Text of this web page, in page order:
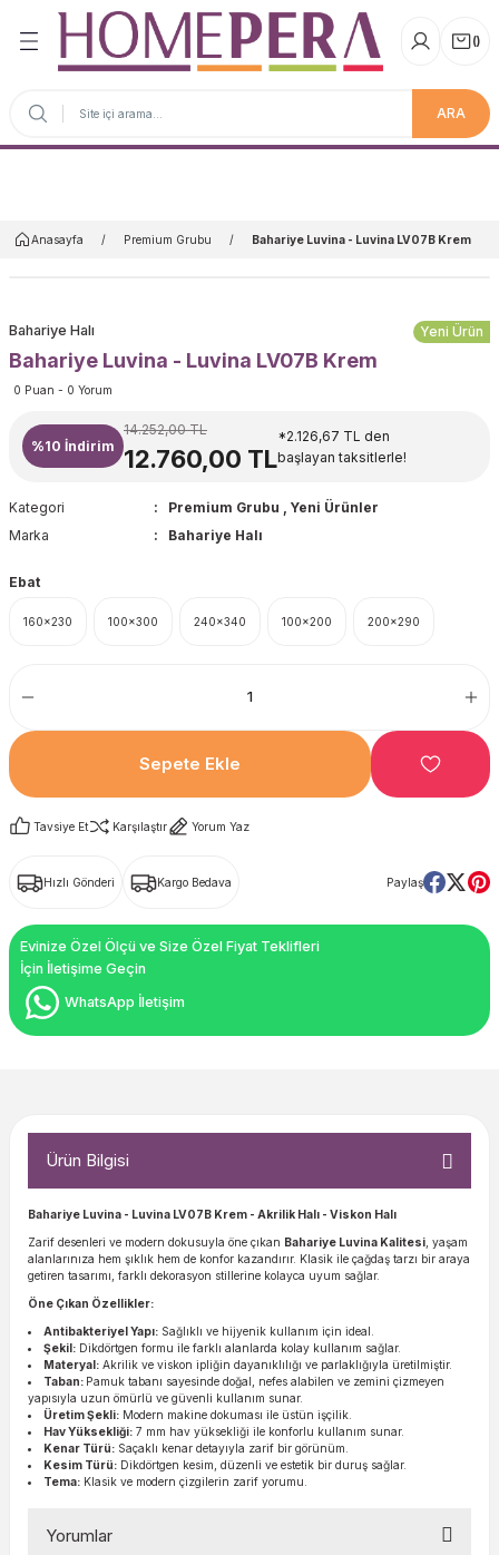
ARA
()
Anasayfa Premium Grubu Bahariye Luvina - Luvina LV07B Krem
Yeni Ürün
Bahariye Halı
Bahariye Luvina - Luvina LV07B Krem
0 Puan - 0 Yorum
%10 İndirim
14.252,00 TL
12.760,00 TL
*2.126,67 TL den
başlayan taksitlerle!
Kategori Premium Grubu
Yeni Ürünler
Marka
Bahariye Halı
Ebat
160x230 100x300 240x340 100x200 200x290
Sepete Ekle
Tavsiye Et Karşılaştır Yorum Yaz
Hızlı Gönderi Kargo Bedava Paylaş
Evinize Özel Ölçü ve Size Özel Fiyat Teklifleri
İçin İletişime Geçin
WhatsApp İletişim
Ürün Bilgisi
Bahariye Luvina - Luvina LV07B Krem - Akrilik Halı - Viskon Halı
Zarif desenleri ve modern dokusuyla öne çıkan Bahariye Luvina Kalitesi , yaşam
alanlarınıza hem şıklık hem de konfor kazandırır. Klasik ile çağdaş tarzı bir araya
getiren tasarımı, farklı dekorasyon stillerine kolayca uyum sağlar.
Öne Çıkan Özellikler:
Antibakteriyel Yapı: Sağlıklı ve hijyenik kullanım için ideal.
Şekil: Dikdörtgen formu ile farklı alanlarda kolay kullanım sağlar.
Materyal: Akrilik ve viskon ipliğin dayanıklılığı ve parlaklığıyla üretilmiştir.
Taban: Pamuk tabanı sayesinde doğal, nefes alabilen ve zemini çizmeyen
yapısıyla uzun ömürlü ve güvenli kullanım sunar.
Üretim Şekli: Modern makine dokuması ile üstün işçilik.
Hav Yüksekliği: 7 mm hav yüksekliği ile konforlu kullanım sunar.
Kenar Türü: Saçaklı kenar detayıyla zarif bir görünüm.
Kesim Türü: Dikdörtgen kesim, düzenli ve estetik bir duruş sağlar.
Tema: Klasik ve modern çizgilerin zarif yorumu.
Yorumlar